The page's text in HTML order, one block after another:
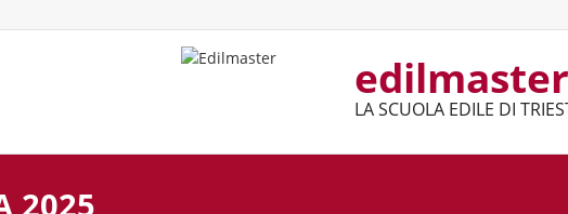
edilmaster
LA SCUOLA EDILE DI
2025